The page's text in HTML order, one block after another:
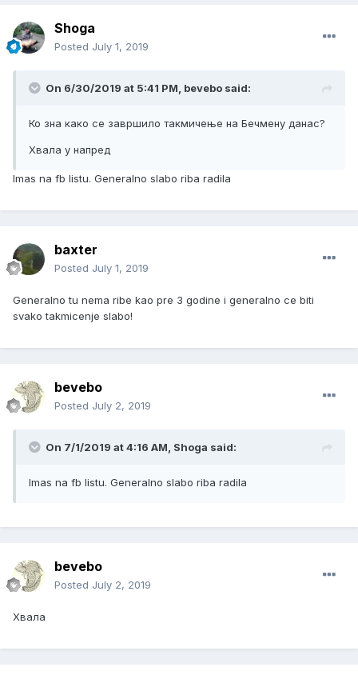
Shoga
Posted July 1, 2019
On 6/30/2019 at 5:41 PM, bevebo said:
Ко зна како се завршило такмичење на Бечмену данас?
Хвала у напред
Imas na fb listu. Generalno slabo riba radila
baxter
Posted July 1, 2019
Generalno tu nema ribe kao pre 3 godine i generalno ce biti
svako takmicenje slabo!
bevebo
Posted July 2, 2019
On 7/1/2019 at 4:16 AM, Shoga said:
Imas na fb listu. Generalno slabo riba radila
bevebo
Posted July 2, 2019
Хвала